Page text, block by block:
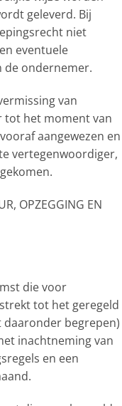
geleverd. Bij
niet
eventuele
de ondernemer.
van
tot het moment van
aangewezen en
vertegenwoordiger,
OPZEGGING EN
die voor
tot het geregeld
begrepen)
inachtneming van
en een